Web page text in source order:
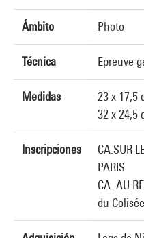
Ámbito Photo
Técnica Epreuve
Medidas
23 x 17,5
32 x 24,5
Inscripciones
CA.SUR
PARIS
CA. AU
du